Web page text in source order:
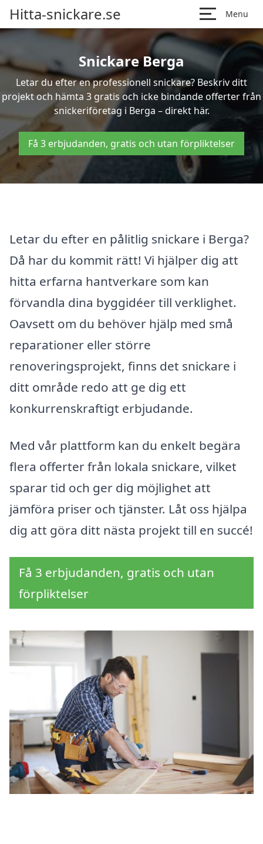
Hitta-snickare.se Menu
Snickare Berga
Letar du efter en professionell snickare? Beskriv ditt
projekt och hämta 3 gratis och icke bindande offerter från
snickeriföretag i Berga – direkt här.
Få 3 erbjudanden, gratis och utan förpliktelser
Letar du efter en pålitlig snickare i Berga?
Då har du kommit rätt! Vi hjälper dig att
hitta erfarna hantverkare som kan
förvandla dina byggidéer till verklighet.
Oavsett om du behöver hjälp med små
reparationer eller större
renoveringsprojekt, finns det snickare i
ditt område redo att ge dig ett
konkurrenskraftigt erbjudande.
Med vår plattform kan du enkelt begära
flera offerter från lokala snickare, vilket
sparar tid och ger dig möjlighet att
jämföra priser och tjänster. Låt oss hjälpa
dig att göra ditt nästa projekt till en succé!
Få 3 erbjudanden, gratis och utan
förpliktelser